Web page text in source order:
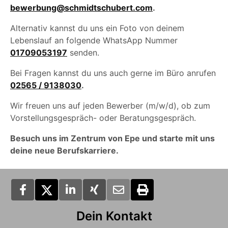
bewerbung@schmidtschubert.com.
Alternativ kannst du uns ein Foto von deinem
Lebenslauf an folgende WhatsApp Nummer
01709053197 senden.
Bei Fragen kannst du uns auch gerne im Büro anrufen
02565 / 9138030.
Wir freuen uns auf jeden Bewerber (m/w/d), ob zum
Vorstellungsgespräch- oder Beratungsgespräch.
Besuch uns im Zentrum von Epe und starte mit uns
deine neue Berufskarriere.
Dein Kontakt